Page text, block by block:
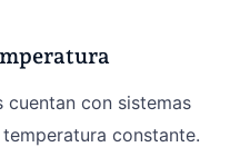
con sistemas
constante.